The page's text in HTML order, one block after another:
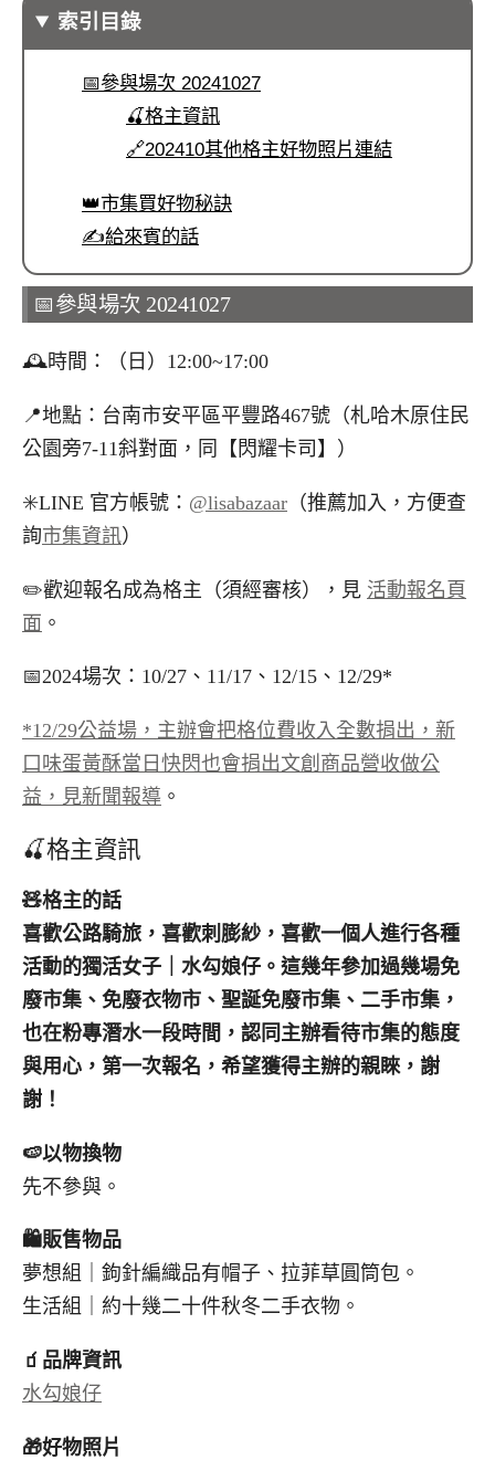
索引目錄
📅參與場次 20241027
🍒格主資訊
🔗202410其他格主好物照片連結
👑市集買好物秘訣
✍️給來賓的話
📅參與場次 20241027
🕰️時間：（日）12:00~17:00
📍地點：台南市安平區平豐路467號（札哈木原住民
公園旁7-11斜對面，同【閃耀卡司】）
✳️LINE 官方帳號： @lisabazaar （推薦加入，方便查
詢市集資訊）
✏️歡迎報名成為格主（須經審核），見 活動報名頁
面 。
📅2024場次：10/27、11/17、12/15、12/29*
*12/29公益場，主辦會把格位費收入全數捐出，新
口味蛋黃酥當日快閃也會捐出文創商品營收做公
益，見新聞報導 。
🍒格主資訊
🧸格主的話
喜歡公路騎旅，喜歡刺膨紗，喜歡一個人進行各種
活動的獨活女子｜水勾娘仔。這幾年參加過幾場免
廢市集、免廢衣物市、聖誕免廢市集、二手市集，
也在粉專潛水一段時間，認同主辦看待市集的態度
與用心，第一次報名，希望獲得主辦的親睞，謝
謝！
🍉以物換物
先不參與。
🛍️販售物品
夢想組｜鉤針編織品有帽子、拉菲草圓筒包。
生活組｜約十幾二十件秋冬二手衣物。
🧃 品牌資訊
水勾娘仔
🎁好物照片